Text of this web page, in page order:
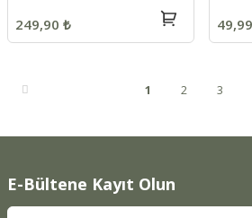
249,90 ₺
1 2 3
E-Bültene Kayıt Olun